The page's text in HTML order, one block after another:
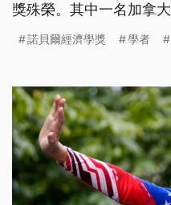
獎殊榮。其中一名加拿
另一名法國籍得主也警
諾貝爾經濟學獎 學者